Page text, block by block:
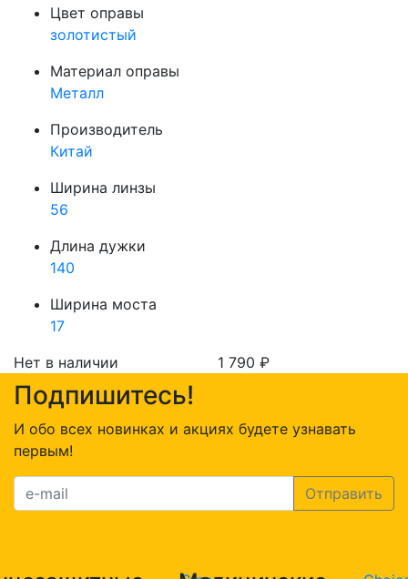
Цвет оправы
золотистый
Материал оправы
Металл
Производитель
Китай
Ширина линзы
56
Длина дужки
140
Ширина моста
17
Нет в наличии
1 790 ₽
Подпишитесь!
И обо всех новинках и акциях будете узнавать
первым!